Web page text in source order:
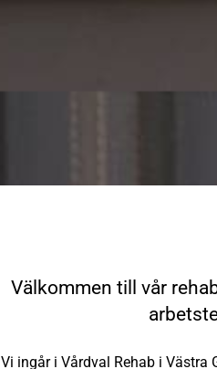
Välkommen till vår
Vi ingår i Vårdval Rehab i